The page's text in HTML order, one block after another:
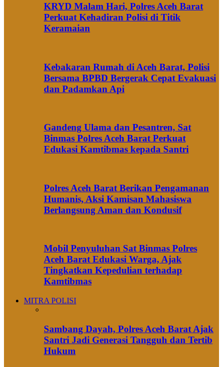
KRYD Malam Hari, Polres Aceh Barat
Perkuat Kehadiran Polisi di Titik
Keramaian
Kebakaran Rumah di Aceh Barat, Polisi
Bersama BPBD Bergerak Cepat Evakuasi
dan Padamkan Api
Gandeng Ulama dan Pesantren, Sat
Binmas Polres Aceh Barat Perkuat
Edukasi Kamtibmas kepada Santri
Polres Aceh Barat Berikan Pengamanan
Humanis, Aksi Kamisan Mahasiswa
Berlangsung Aman dan Kondusif
Mobil Penyuluhan Sat Binmas Polres
Aceh Barat Edukasi Warga, Ajak
Tingkatkan Kepedulian terhadap
Kamtibmas
MITRA POLISI
Sambang Dayah, Polres Aceh Barat Ajak
Santri Jadi Generasi Tangguh dan Tertib
Hukum